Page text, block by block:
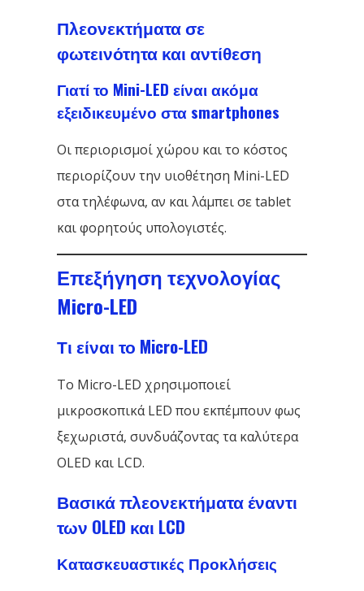
Πλεονεκτήματα σε
φωτεινότητα και αντίθεση
Γιατί το Mini-LED είναι ακόμα
εξειδικευμένο στα smartphones
Οι περιορισμοί χώρου και το κόστος
περιορίζουν την υιοθέτηση Mini-LED
στα τηλέφωνα, αν και λάμπει σε tablet
και φορητούς υπολογιστές.
Επεξήγηση τεχνολογίας
Micro-LED
Τι είναι το Micro-LED
Το Micro-LED χρησιμοποιεί
μικροσκοπικά LED που εκπέμπουν φως
ξεχωριστά, συνδυάζοντας τα καλύτερα
OLED και LCD.
Βασικά πλεονεκτήματα έναντι
των OLED και LCD
Κατασκευαστικές Προκλήσεις